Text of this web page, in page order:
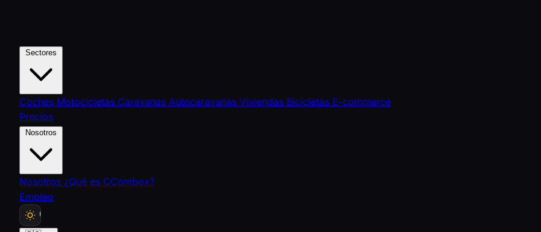
Coches Motocicletas Caravanas Autocaravanas Viviendas Bicicletas E-commerce
Precios
Nosotros ¿Qué es CCombox?
Empleo